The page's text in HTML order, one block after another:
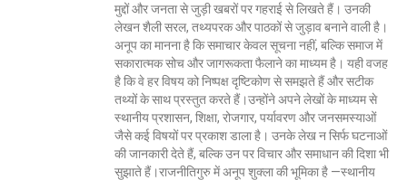
मुद्दों और जनता से जुड़ी खबरों पर गहराई से लिखते हैं। उनकी
लेखन शैली सरल, तथ्यपरक और पाठकों से जुड़ाव बनाने वाली है।
अनूप का मानना है कि समाचार केवल सूचना नहीं, बल्कि समाज में
सकारात्मक सोच और जागरूकता फैलाने का माध्यम है। यही वजह
है कि वे हर विषय को निष्पक्ष दृष्टिकोण से समझते हैं और सटीक
तथ्यों के साथ प्रस्तुत करते हैं।उन्होंने अपने लेखों के माध्यम से
स्थानीय प्रशासन, शिक्षा, रोजगार, पर्यावरण और जनसमस्याओं
जैसे कई विषयों पर प्रकाश डाला है। उनके लेख न सिर्फ घटनाओं
की जानकारी देते हैं, बल्कि उन पर विचार और समाधान की दिशा भी
सुझाते हैं।राजनीतिगुरु में अनूप शुक्ला की भूमिका है —स्थानीय